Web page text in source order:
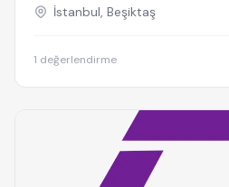
İstanbul, Beşiktaş
1 değerlendirme